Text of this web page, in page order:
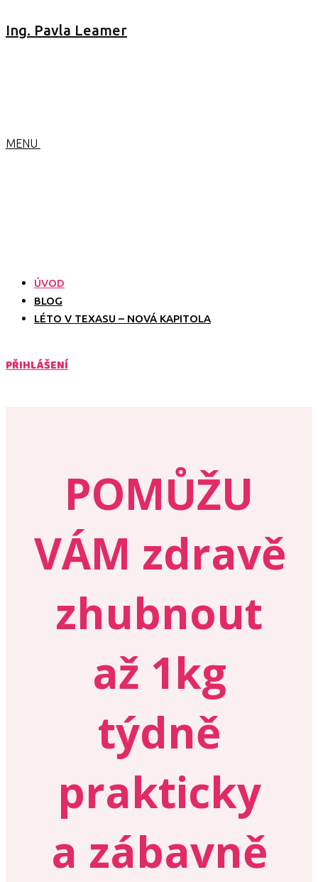
Ing. Pavla Leamer
MENU
ÚVOD
BLOG
LÉTO V TEXASU – NOVÁ KAPITOLA
PŘIHLÁŠENÍ
POMŮŽU
VÁM zdravě
zhubnout
až 1kg
týdně
prakticky
a zábavně